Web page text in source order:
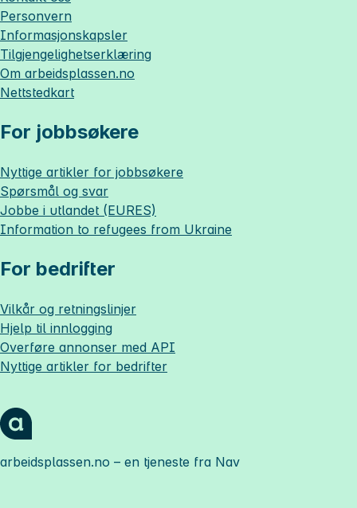
Personvern
Informasjonskapsler
Tilgjengelighetserklæring
Om arbeidsplassen.no
Nettstedkart
For jobbsøkere
Nyttige artikler for jobbsøkere
Spørsmål og svar
Jobbe i utlandet (EURES)
Information to refugees from Ukraine
For bedrifter
Vilkår og retningslinjer
Hjelp til innlogging
Overføre annonser med API
Nyttige artikler for bedrifter
arbeidsplassen.no – en tjeneste fra Nav